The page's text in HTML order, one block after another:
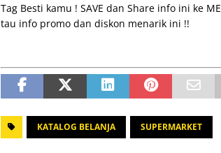
Tag Besti kamu ! SAVE dan Share info ini ke
tau info promo dan diskon menarik ini !!
KATALOG BELANJA SUPERMARKET